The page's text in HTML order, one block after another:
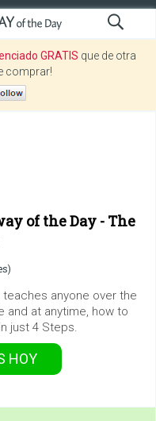
GRATIS que de otra
comprar!
of the Day - The
anyone over the
and at anytime, how to
just 4 Steps.
HOY